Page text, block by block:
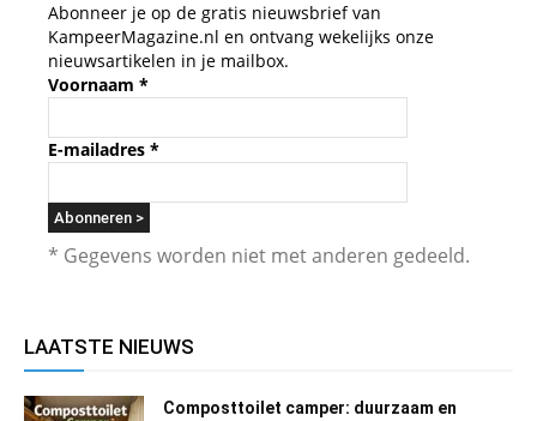
Abonneer je op de gratis nieuwsbrief van
KampeerMagazine.nl en ontvang wekelijks onze
nieuwsartikelen in je mailbox.
Voornaam *
E-mailadres *
* Gegevens worden niet met anderen gedeeld.
LAATSTE NIEUWS
Composttoilet camper: duurzaam en